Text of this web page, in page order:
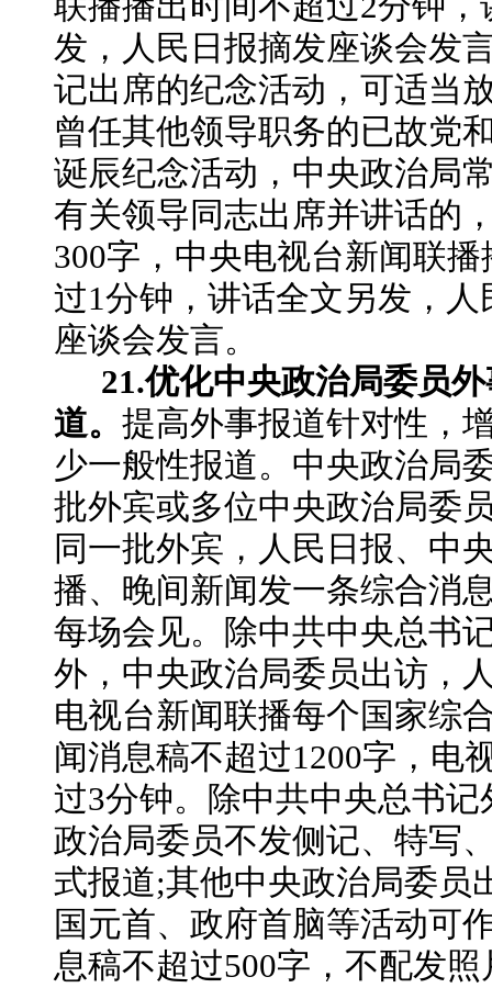
发，人民日报摘发座谈会发
记出席的纪念活动，可适当
曾任其他领导职务的已故党
诞辰纪念活动，中央政治局
有关领导同志出席并讲话的
300字，中央电视台新闻联
过1分钟，讲话全文另发，人
座谈会发言。
21.优化中央政治局委员
道。 提高外事报道针对性，
少一般性报道。中央政治局
批外宾或多位中央政治局委
同一批外宾，人民日报、中
播、晚间新闻发一条综合消
每场会见。除中共中央总书
外，中央政治局委员出访，
电视台新闻联播每个国家综
闻消息稿不超过1200字，电
过3分钟。除中共中央总书记
政治局委员不发侧记、特写
式报道;其他中央政治局委员
国元首、政府首脑等活动可
息稿不超过500字，不配发